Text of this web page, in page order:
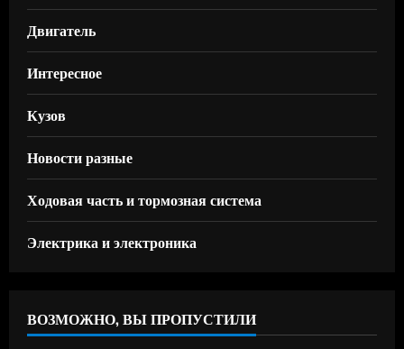
Двигатель
Интересное
Кузов
Новости разные
Ходовая часть и тормозная система
Электрика и электроника
ВОЗМОЖНО, ВЫ ПРОПУСТИЛИ